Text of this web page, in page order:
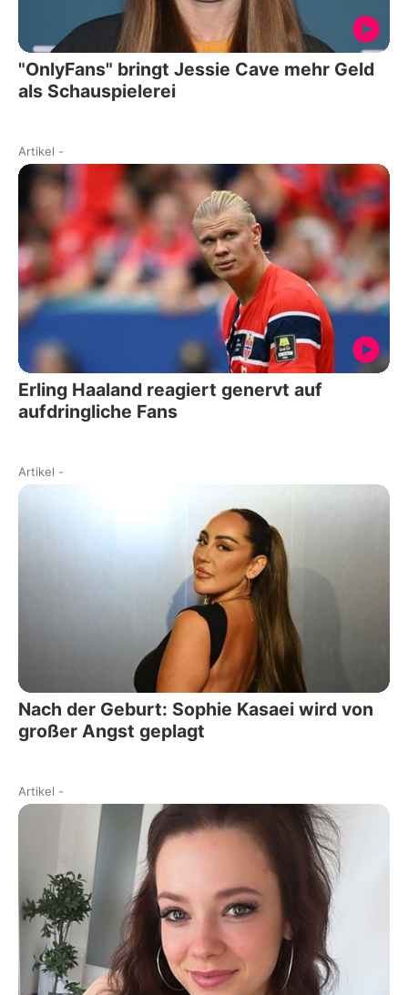
"OnlyFans" bringt Jessie Cave mehr Geld
als Schauspielerei
Artikel -
Erling Haaland reagiert genervt auf
aufdringliche Fans
Artikel -
Nach der Geburt: Sophie Kasaei wird von
großer Angst geplagt
Artikel -